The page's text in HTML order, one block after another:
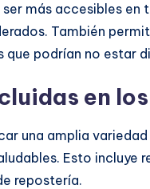
más accesibles
También
podrían no estar
en
una amplia
Esto
repostería.